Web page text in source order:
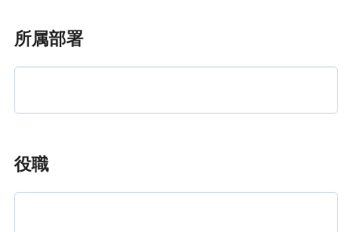
所属部署
役職